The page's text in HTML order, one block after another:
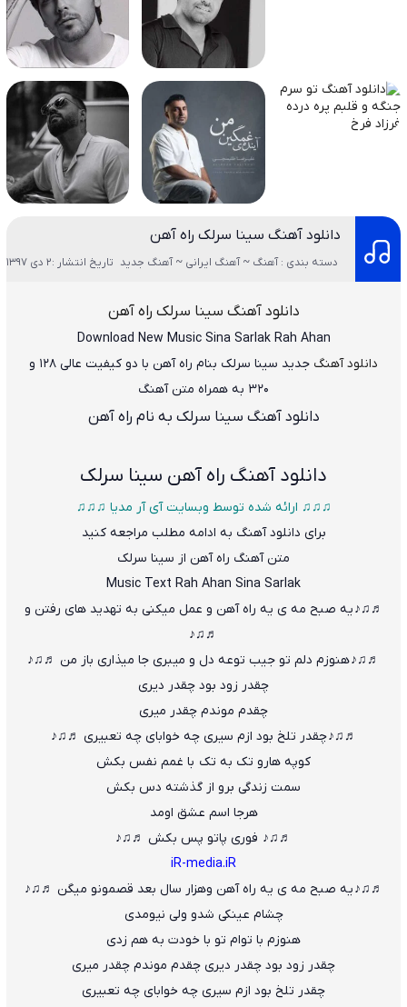
دانلود آهنگ سینا سرلک راه آهن
دسته بندی : آهنگ ~ آهنگ ایرانی ~ آهنگ جدید تاریخ انتشار :2 دی 1397
دانلود آهنگ سینا سرلک راه آهن
Download New MusicSina Sarlak Rah Ahan
دانلود آهنگ جدید سینا سرلک بنام راه آهن
با دو کیفیت عالی ۱۲۸ و
۳۲۰ به همراه متن آهنگ
دانلود آهنگ سینا سرلک به نام راه آهن
دانلود آهنگ راه آهن سینا سرلک
♫♫♫ ارائه شده توسط وبسایت آی آر مدیا ♫♫♫
برای دانلود آهنگ به ادامه مطلب مراجعه کنید
متن آهنگ راه آهن از سینا سرلک
Music Text Rah Ahan Sina Sarlak
♬♫♪ یه صبح مه ی یه راه آهن و عمل میکنی به تهدید های رفتن و
♬♫♪
♬♫♪ هنوزم دلم تو جیب توعه دل و میبری جا میذاری باز من ♬♫♪
چقدر زود بود چقدر دیری
چقدم موندم چقدر میری
♬♫♪ چقدر تلخ بود ازم سیری چه خوابای چه تعبیری ♬♫♪
کوپه هارو تک به تک با غمم نفس بکش
سمت زندگی برو از گذشته دس بکش
هرجا اسم عشق اومد
♬♫♪ فوری پاتو پس بکش ♬♫♪
iR-media.iR
♬♫♪ یه صبح مه ی یه راه آهن وهزار سال بعد قصمونو میگن ♬♫♪
چشام عینکی شدو ولی نیومدی
هنوزم با توام تو با خودت به هم زدی
چقدر زود بود چقدر دیری چقدم موندم چقدر میری
چقدر تلخ بود ازم سیری چه خوابای چه تعبیری